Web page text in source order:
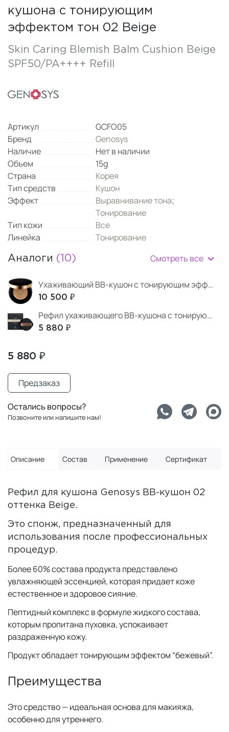
кушона с тонирующим
эффектом тон 02 Beige
Skin Caring Blemish Balm Cushion Beige
SPF50/PA++++ Refill
Артикул
GCFO05
Бренд
Genosys
Наличие
Нет в наличии
Объем
15g
Страна
Корея
Тип средств
Кушон
Эффект
Выравнивание тона;
Тонирование
Тип кожи
Все
Линейка
Тонирование
Аналоги (10) Смотреть все
Ухаживающий BB-кушон с тонирующим эффектом тон 02 Beige
10 500 ₽
Рефил ухаживающего BB-кушона с тонирующим эффектом тон 01 Ivory
5 880 ₽
5 880 ₽
Предзаказ
Остались вопросы?
Позвоните или напишите нам!
Описание Состав Применение Сертификат
Рефил для кушона Genosys BB-кушон 02
оттенка Beige.
Это спонж, предназначенный для
использования после профессиональных
процедур.
Более 60% состава продукта представлено
увлажняющей эссенцией, которая придает коже
естественное и здоровое сияние.
Пептидный комплекс в формуле жидкого состава,
которым пропитана пуховка, успокаивает
раздраженную кожу.
Продукт обладает тонирующим эффектом “бежевый”.
Преимущества
Это средство — идеальная основа для макияжа,
особенно для утреннего.